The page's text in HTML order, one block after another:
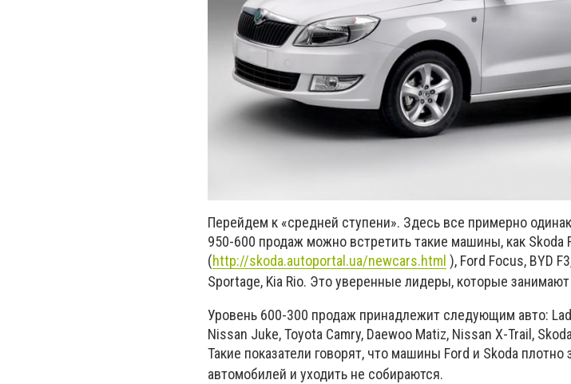
Перейдем к «средней ступени». Здесь все примерно
950-600 продаж можно встретить такие машины, как Skoda
(http://skoda.autoportal.ua/newcars.html ), Ford Focus, BYD
Sportage, Kia Rio. Это уверенные лидеры, которые
Уровень 600-300 продаж принадлежит следующим авто:
Nissan Juke, Toyota Camry, Daewoo Matiz, Nissan X-Trail,
Такие показатели говорят, что машины Ford и Skoda
автомобилей и уходить не собираются.